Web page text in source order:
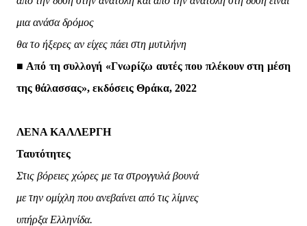
μια ανάσα δρόμος
θα το ήξερες αν είχες πάει στη μυτιλήνη
■ Από τη συλλογή «Γνωρίζω αυτές που πλέκουν στη μέση
της θάλασσας», εκδόσεις Θράκα, 2022
ΛΕΝΑ ΚΑΛΛΕΡΓΗ
Ταυτότητες
Στις βόρειες χώρες με τα στρογγυλά βουνά
με την ομίχλη που ανεβαίνει από τις λίμνες
υπήρξα Ελληνίδα.